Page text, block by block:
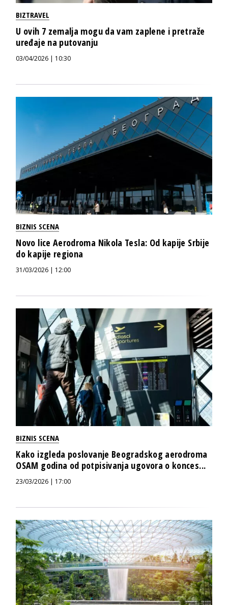
BIZTRAVEL
U ovih 7 zemalja mogu da vam zaplene i pretraže
uređaje na putovanju
03/04/2026 | 10:30
BIZNIS SCENA
Novo lice Aerodroma Nikola Tesla: Od kapije Srbije
do kapije regiona
31/03/2026 | 12:00
BIZNIS SCENA
Kako izgleda poslovanje Beogradskog aerodroma
OSAM godina od potpisivanja ugovora o konces...
23/03/2026 | 17:00